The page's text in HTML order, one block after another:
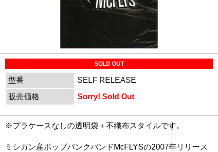
SOLD OUT
型番
SELF RELEASE
販売価格
Sorry! Sold Out
※プラケースなしの透明袋＋不織布スタイルです。
ミシガン産ポップパンクバンドMcFLYSの2007年リリース